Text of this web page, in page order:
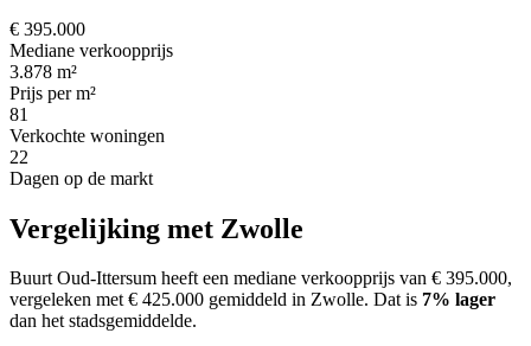
€ 395.000
Mediane verkoopprijs
3.878 m²
Prijs per m²
81
Verkochte woningen
22
Dagen op de markt
Vergelijking met Zwolle
Buurt Oud-Ittersum heeft een mediane verkoopprijs van € 395.000,
vergeleken met € 425.000 gemiddeld in Zwolle. Dat is 7% lager
dan het stadsgemiddelde.